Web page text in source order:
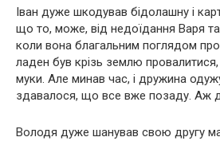
Іван дуже шкодував бiдолашну і
що то, може, від недоїдання Варя
коли вона благальним поглядом
ладен був крізь землю провалитися,
мyки. Але минав час, і дружина
здавалося, що все вже позаду. Аж
Володя дуже шанував свою другу